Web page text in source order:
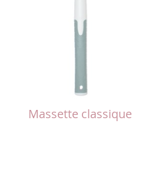
Massette classique